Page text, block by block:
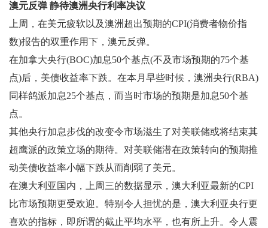
澳元反弹 静待澳洲央行利率决议
上周，在美元疲软以及澳洲超出预期的CPI(消费者物价指
数)报告的双重作用下，澳元反弹。
在加拿大央行(BOC)加息50个基点(不及市场预期的75个基
点)后，美债收益率下跌。在本月早些时候，澳洲央行(RBA)
同样鸽派加息25个基点，而当时市场的预期是加息50个基
点。
其他央行加息步伐的改变令市场滋生了对美联储或将结束其
超鹰派的政策立场的期待。对美联储潜在政策转向的预期推
动美债收益率小幅下跌从而削弱了美元。
在澳大利亚国内，上周三的数据显示，澳大利亚最新的CPI
比市场预期更受欢迎。特别令人担忧的是，澳大利亚央行更
喜欢的指标，即所谓的截止平均水平，也有所上升。令人震